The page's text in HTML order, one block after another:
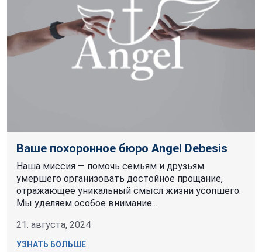
Ваше похоронное бюро Angel Debesis
Наша миссия — помочь семьям и друзьям
умершего организовать достойное прощание,
отражающее уникальный смысл жизни усопшего.
Мы уделяем особое внимание...
21. августа, 2024
УЗНАТЬ БОЛЬШЕ